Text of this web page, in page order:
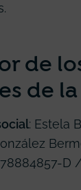
de
de
: Estela
78884857-D